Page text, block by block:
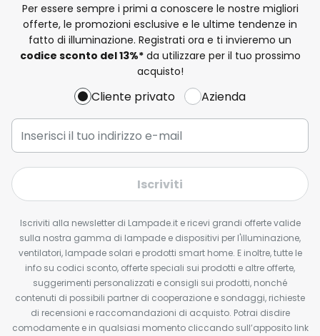
Per essere sempre i primi a conoscere le nostre migliori
offerte, le promozioni esclusive e le ultime tendenze in
fatto di illuminazione. Registrati ora e ti invieremo un
codice sconto del13%*da utilizzare per il tuo prossimo
acquisto!
Cliente privato Azienda
Iscriviti
Iscriviti alla newsletter di Lampade.it e ricevi grandi offerte valide
sulla nostra gamma di lampade e dispositivi per l'illuminazione,
ventilatori, lampade solari e prodotti smart home. E inoltre, tutte le
info su codici sconto, offerte speciali sui prodotti e altre offerte,
suggerimenti personalizzati e consigli sui prodotti, nonché
contenuti di possibili partner di cooperazione e sondaggi, richieste
di recensioni e raccomandazioni di acquisto. Potrai disdire
comodamente e in qualsiasi momento cliccando sull’apposito link